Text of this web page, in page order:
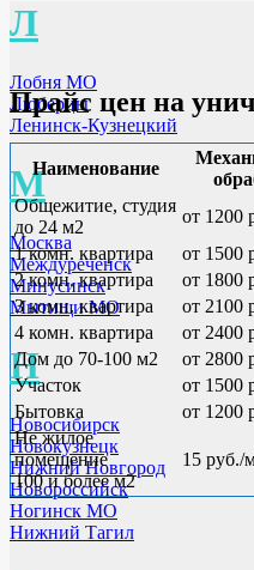
Л
Лобня МО
Люберцы
Ленинск-Кузнецкий
М
Москва
Междуреченск
Минусинск
Мытищи МО
Н
Новосибирск
Новокузнецк
Нижний Новгород
Новороссийск
Ногинск МО
Нижний Тагил
Прайс цен на
Наименование
Общежитие, студия
до 24 м2
от 1200
1 комн. квартира
от 1500
2 комн. квартира
от 1800
3 комн. квартира
от 2100
4 комн. квартира
от 2400
Дом до 70-100 м2
от 2800
Участок
от 1500
Бытовка
от 1200
Не жилое
помещение
100 и более м2
15 руб./